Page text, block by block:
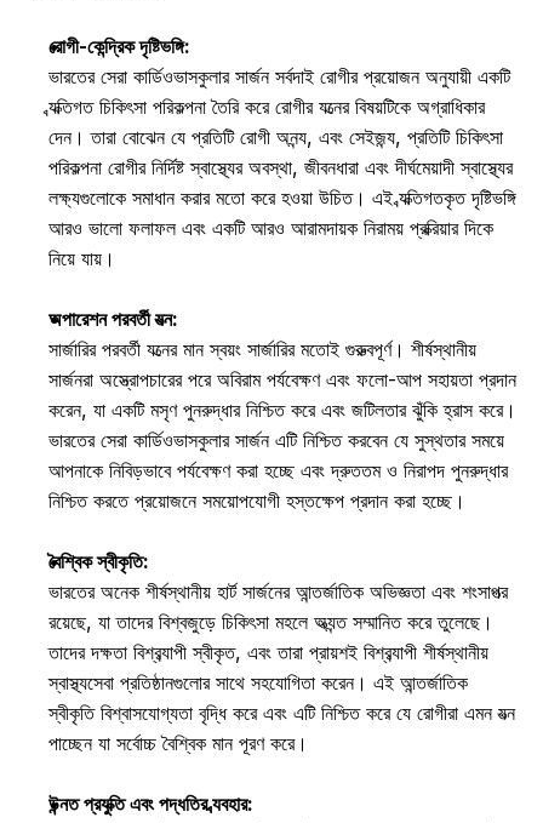
রোগী-কেন্দ্রিক দৃষ্টিভঙ্গি:
ভারতের সেরা কার্ডিওভাসকুলার সার্জন সর্বদাই রোগীর প্রয়োজন অনুযায়ী একটি
ব্যক্তিগত চিকিৎসা পরিকল্পনা তৈরি করে রোগীর যত্নের বিষয়টিকে অগ্রাধিকার
দেন। তারা বোঝেন যে প্রতিটি রোগী অনন্য, এবং সেইজন্য, প্রতিটি চিকিৎসা
পরিকল্পনা রোগীর নির্দিষ্ট স্বাস্থ্যের অবস্থা, জীবনধারা এবং দীর্ঘমেয়াদী স্বাস্থ্যের
লক্ষ্যগুলোকে সমাধান করার মতো করে হওয়া উচিত। এই ব্যক্তিগতকৃত দৃষ্টিভঙ্গি
আরও ভালো ফলাফল এবং একটি আরও আরামদায়ক নিরাময় প্রক্রিয়ার দিকে
নিয়ে যায়।
অপারেশন পরবর্তী যত্ন:
সার্জারির পরবর্তী যত্নের মান স্বয়ং সার্জারির মতোই গুরুত্বপূর্ণ। শীর্ষস্থানীয়
সার্জনরা অস্ত্রোপচারের পরে অবিরাম পর্যবেক্ষণ এবং ফলো-আপ সহায়তা প্রদান
করেন, যা একটি মসৃণ পুনরুদ্ধার নিশ্চিত করে এবং জটিলতার ঝুঁকি হ্রাস করে।
ভারতের সেরা কার্ডিওভাসকুলার সার্জন এটি নিশ্চিত করবেন যে সুস্থতার সময়ে
আপনাকে নিবিড়ভাবে পর্যবেক্ষণ করা হচ্ছে এবং দ্রুততম ও নিরাপদ পুনরুদ্ধার
নিশ্চিত করতে প্রয়োজনে সময়োপযোগী হস্তক্ষেপ প্রদান করা হচ্ছে।
বৈশ্বিক স্বীকৃতি:
ভারতের অনেক শীর্ষস্থানীয় হার্ট সার্জনের আন্তর্জাতিক অভিজ্ঞতা এবং শংসাপত্র
রয়েছে, যা তাদের বিশ্বজুড়ে চিকিৎসা মহলে অত্যন্ত সম্মানিত করে তুলেছে।
তাদের দক্ষতা বিশ্বব্যাপী স্বীকৃত, এবং তারা প্রায়শই বিশ্বব্যাপী শীর্ষস্থানীয়
স্বাস্থ্যসেবা প্রতিষ্ঠানগুলোর সাথে সহযোগিতা করেন। এই আন্তর্জাতিক
স্বীকৃতি বিশ্বাসযোগ্যতা বৃদ্ধি করে এবং এটি নিশ্চিত করে যে রোগীরা এমন যত্ন
পাচ্ছেন যা সর্বোচ্চ বৈশ্বিক মান পূরণ করে।
উন্নত প্রযুক্তি এবং পদ্ধতির ব্যবহার: